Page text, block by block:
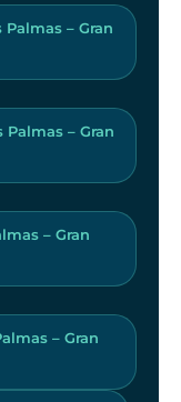
– Gran
– Gran
– Gran
– Gran